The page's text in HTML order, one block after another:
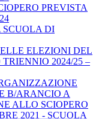
PREVISTA
SCUOLA DI
ELEZIONI DEL
2024/25 –
B/ARANCIO A
ALLO SCIOPERO
2021 - SCUOLA